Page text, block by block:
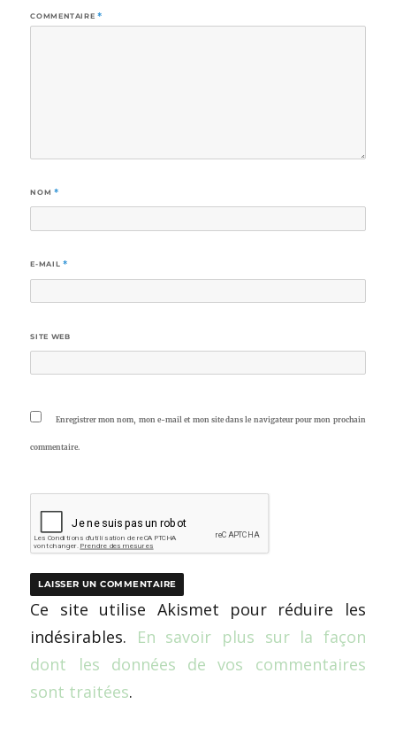
COMMENTAIRE *
NOM *
E-MAIL *
SITE WEB
Enregistrer mon nom, mon e-mail et mon site dans le navigateur pour mon prochain
commentaire.
Ce site utilise Akismet pour réduire les
indésirables. En savoir plus sur la façon
dont les données de vos commentaires
sont traitées.